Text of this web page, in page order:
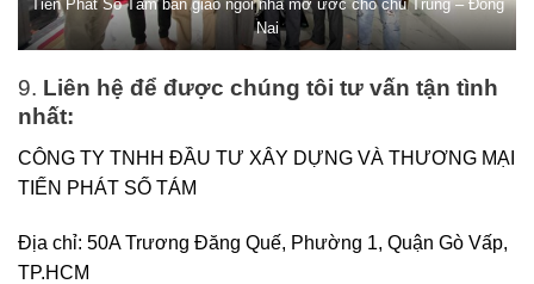
Tiến Phát Số Tám bàn giao ngôi nhà mơ ước cho chú Trung – Đồng
Nai
9. Liên hệ để được chúng tôi tư vấn tận tình
nhất:
CÔNG TY TNHH ĐẦU TƯ XÂY DỰNG VÀ THƯƠNG MẠI
TIẾN PHÁT SỐ TÁM
Địa chỉ: 50A Trương Đăng Quế, Phường 1, Quận Gò Vấp,
TP.HCM